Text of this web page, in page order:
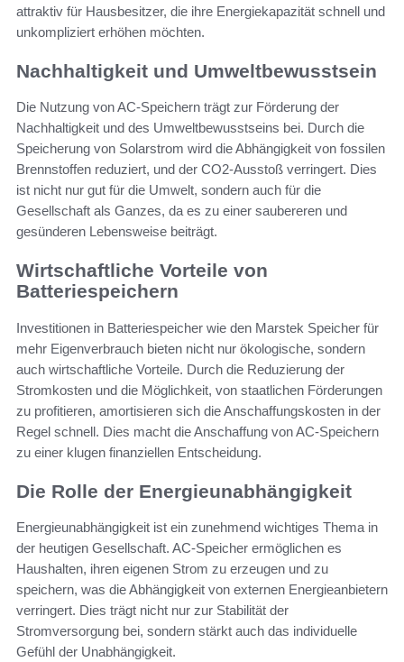
attraktiv für Hausbesitzer, die ihre Energiekapazität schnell und
unkompliziert erhöhen möchten.
Nachhaltigkeit und Umweltbewusstsein
Die Nutzung von AC-Speichern trägt zur Förderung der
Nachhaltigkeit und des Umweltbewusstseins bei. Durch die
Speicherung von Solarstrom wird die Abhängigkeit von fossilen
Brennstoffen reduziert, und der CO2-Ausstoß verringert. Dies
ist nicht nur gut für die Umwelt, sondern auch für die
Gesellschaft als Ganzes, da es zu einer saubereren und
gesünderen Lebensweise beiträgt.
Wirtschaftliche Vorteile von
Batteriespeichern
Investitionen in Batteriespeicher wie den Marstek Speicher für
mehr Eigenverbrauch bieten nicht nur ökologische, sondern
auch wirtschaftliche Vorteile. Durch die Reduzierung der
Stromkosten und die Möglichkeit, von staatlichen Förderungen
zu profitieren, amortisieren sich die Anschaffungskosten in der
Regel schnell. Dies macht die Anschaffung von AC-Speichern
zu einer klugen finanziellen Entscheidung.
Die Rolle der Energieunabhängigkeit
Energieunabhängigkeit ist ein zunehmend wichtiges Thema in
der heutigen Gesellschaft. AC-Speicher ermöglichen es
Haushalten, ihren eigenen Strom zu erzeugen und zu
speichern, was die Abhängigkeit von externen Energieanbietern
verringert. Dies trägt nicht nur zur Stabilität der
Stromversorgung bei, sondern stärkt auch das individuelle
Gefühl der Unabhängigkeit.